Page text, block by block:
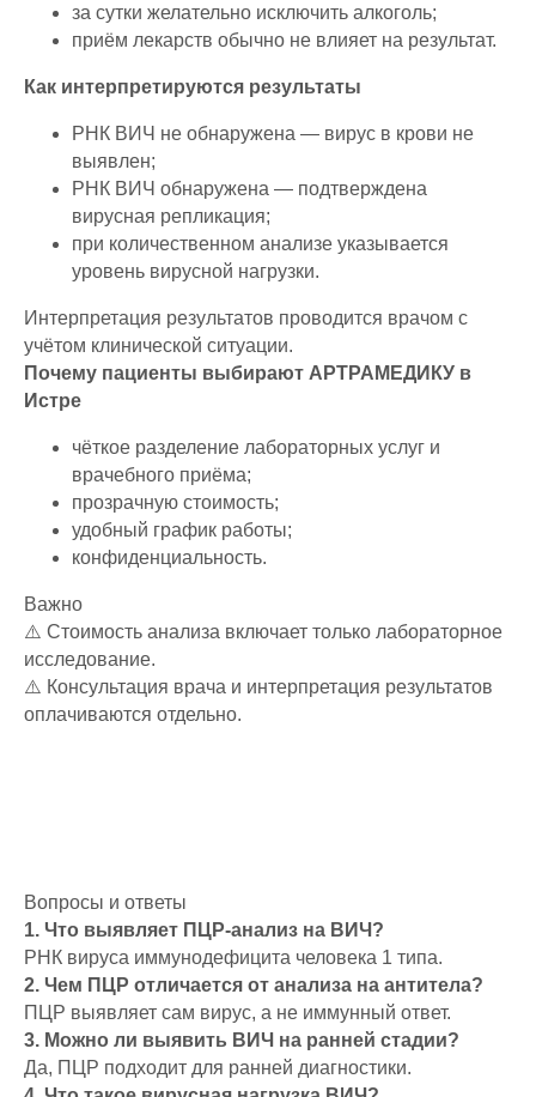
за сутки желательно исключить алкоголь;
приём лекарств обычно не влияет на результат.
Как интерпретируются результаты
РНК ВИЧ не обнаружена — вирус в крови не
выявлен;
РНК ВИЧ обнаружена — подтверждена
вирусная репликация;
при количественном анализе указывается
уровень вирусной нагрузки.
Интерпретация результатов проводится врачом с
учётом клинической ситуации.
Почему пациенты выбирают АРТРАМЕДИКУ в
Истре
чёткое разделение лабораторных услуг и
врачебного приёма;
прозрачную стоимость;
удобный график работы;
конфиденциальность.
Важно
⚠️ Стоимость анализа включает только лабораторное
исследование.
⚠️ Консультация врача и интерпретация результатов
оплачиваются отдельно.
Вопросы и ответы
1. Что выявляет ПЦР-анализ на ВИЧ?
РНК вируса иммунодефицита человека 1 типа.
2. Чем ПЦР отличается от анализа на антитела?
ПЦР выявляет сам вирус, а не иммунный ответ.
3. Можно ли выявить ВИЧ на ранней стадии?
Да, ПЦР подходит для ранней диагностики.